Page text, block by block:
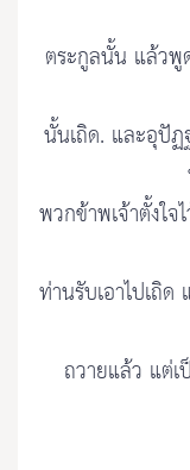
ตระกูลนั้น แล้วพู
นั้นเถิด. และอุปัฏ
พวกข้าพเจ้าตั้งใ
ท่านรับเอาไปเถิด
ถวายแล้ว แต่เ